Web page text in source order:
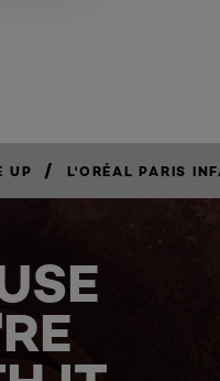
CARD
CARD
UP / L'ORÉAL PARIS